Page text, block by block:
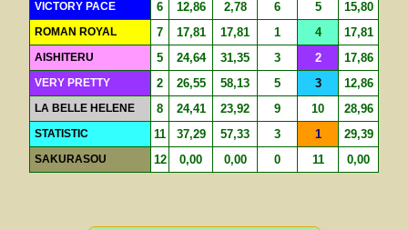
VICTORY PACE 6 12,86 2,78 6 5 15,80
ROMAN ROYAL 7 17,81 17,81 1 4 17,81
AISHITERU 5 24,64 31,35 3 2 17,86
VERY PRETTY 2 26,55 58,13 5 3 12,86
LA BELLE HELENE 8 24,41 23,92 9 10 28,96
STATISTIC 11 37,29 57,33 3 1 29,39
SAKURASOU 12 0,00 0,00 0 11 0,00